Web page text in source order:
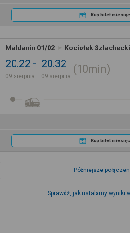
Kup bilet
Maldanin 01/02 Kociołek
20:22
09 sierpnia
20:32
09 sierpnia
10min
Kup bilet
Późniejsze
Sprawdź, jak ustalamy wyniki